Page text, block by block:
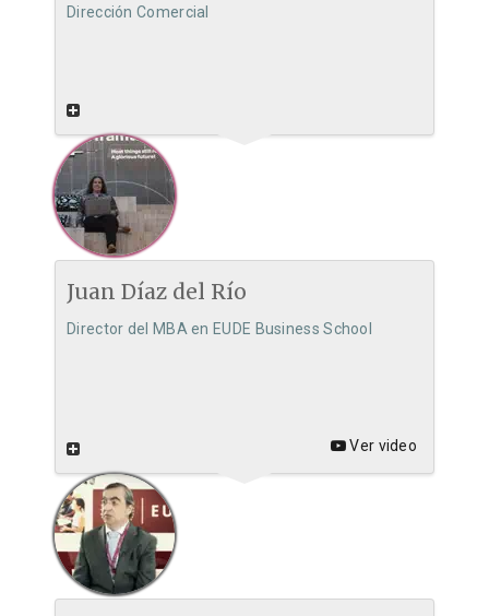
Dirección Comercial
Juan Díaz del Río
Director del MBA en EUDE Business School
Ver video